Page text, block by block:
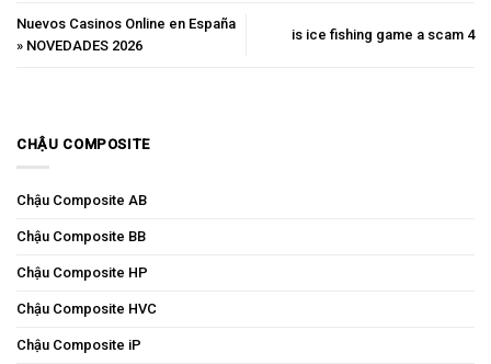
Nuevos Casinos Online en España
» NOVEDADES 2026
is ice fishing game a scam 4
CHẬU COMPOSITE
Chậu Composite AB
Chậu Composite BB
Chậu Composite HP
Chậu Composite HVC
Chậu Composite iP